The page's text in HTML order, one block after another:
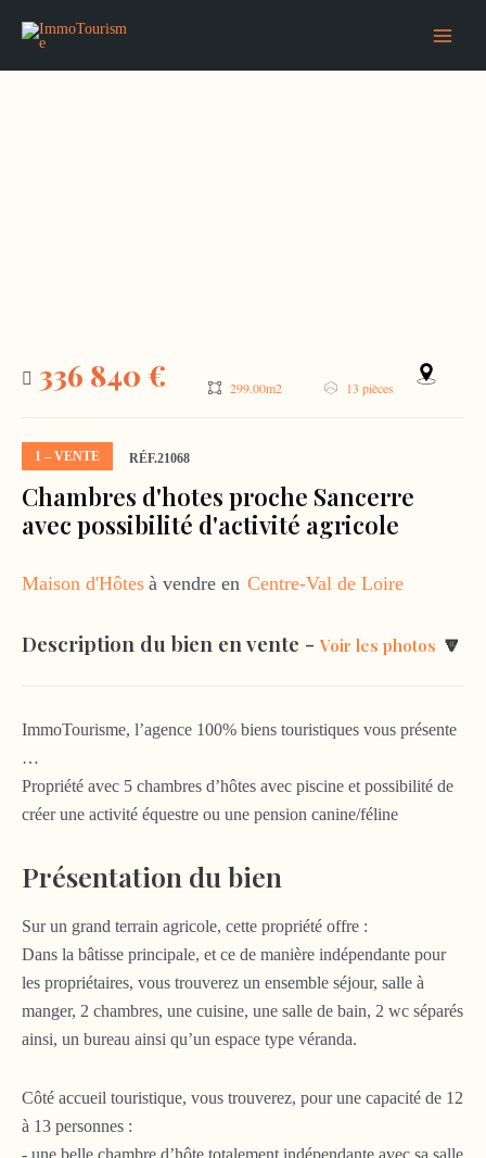
336 840 € 299.00m2 13 pièces
1 – VENTE RÉF.21068
Chambres d'hotes proche Sancerre
avec possibilité d'activité agricole
Maison d'Hôtes à vendre en Centre-Val de Loire
Description du bien en vente -Voir les photos 🔽
ImmoTourisme, l’agence 100% biens touristiques vous présente
…
Propriété avec 5 chambres d’hôtes avec piscine et possibilité de
créer une activité équestre ou une pension canine/féline
Présentation du bien
Sur un grand terrain agricole, cette propriété offre :
Dans la bâtisse principale, et ce de manière indépendante pour
les propriétaires, vous trouverez un ensemble séjour, salle à
manger, 2 chambres, une cuisine, une salle de bain, 2 wc séparés
ainsi, un bureau ainsi qu’un espace type véranda.
Côté accueil touristique, vous trouverez, pour une capacité de 12
à 13 personnes :